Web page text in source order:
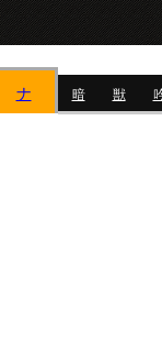
ナ 暗 獣